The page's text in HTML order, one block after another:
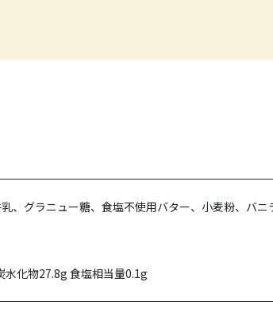
、グラニュー糖、食塩不使用バター、小麦粉、バニ
化物27.8g 食塩相当量0.1g